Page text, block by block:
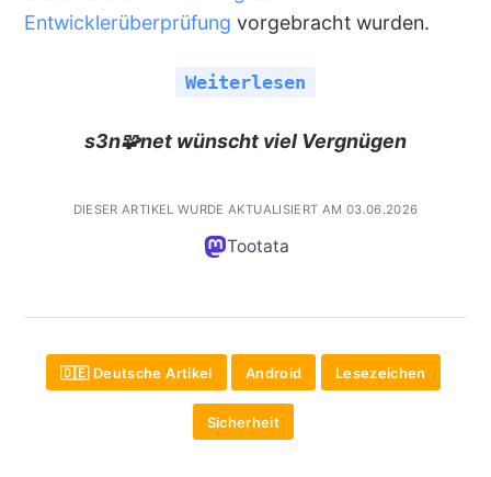
Entwicklerüberprüfung vorgebracht wurden.
Weiterlesen
s3n🧩net wünscht viel Vergnügen
DIESER ARTIKEL WURDE AKTUALISIERT AM 03.06.2026
Tootata
🇩🇪 Deutsche Artikel Android Lesezeichen
Sicherheit